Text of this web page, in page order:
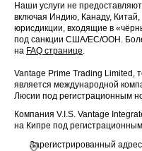
Наши услуги не
включая Индию, Канаду,
юрисдикции, входящие в
под санкции США/ЕС/ООН.
на FAQ странице.
Vantage Prime Trading Limited,
является международной
Люсии под регистрационным
Компания V.I.S. Vantage
на Кипре под
Зарегистрированный